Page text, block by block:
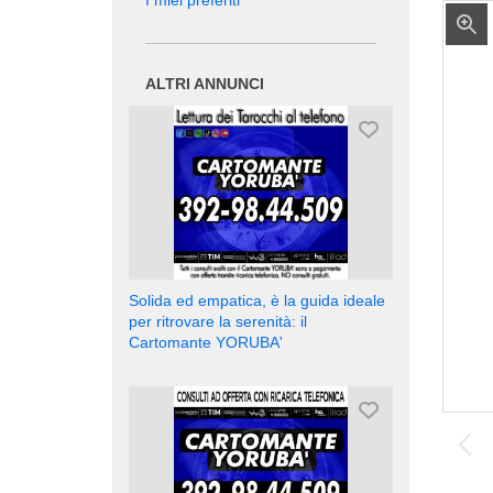
ALTRI ANNUNCI
Solida ed empatica, è la guida ideale
per ritrovare la serenità: il
Cartomante YORUBA'